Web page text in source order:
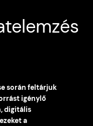
során feltárjuk
igénylő
digitális
a